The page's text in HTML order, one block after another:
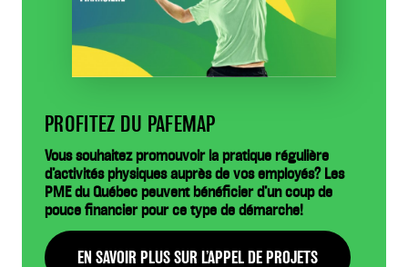
PROFITEZ DU PAFEMAP
Vous souhaitez promouvoir la pratique régulière
d’activités physiques auprès de vos employés? Les
PME du Québec peuvent bénéficier d’un coup de
pouce financier pour ce type de démarche!
EN SAVOIR PLUS SUR L’APPEL DE PROJETS